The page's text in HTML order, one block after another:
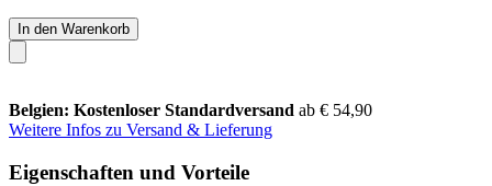
In den Warenkorb
Belgien: Kostenloser Standardversand ab € 54,90
Weitere Infos zu Versand & Lieferung
Eigenschaften und Vorteile